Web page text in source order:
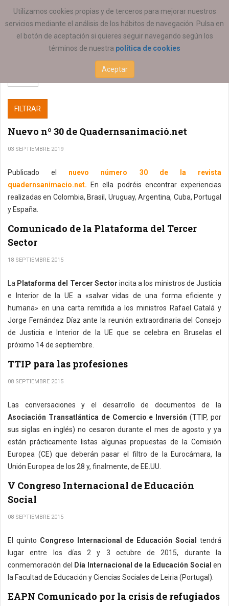
Utilizamos cookies propias y de terceros para mejorar nuestros
servicios mediante el análisis de los hábitos de navegación. Pulsa en
el botón de aceptación si quieres seguir navegando según los
términos de nuestra política de cookies
Aceptar
ESTÁ AQUÍ: COEESCV
FILTRAR
Nuevo nº 30 de Quadernsanimació.net
03 SEPTIEMBRE 2019
Publicado el nuevo número 30 de la revista
quadernsanimacio.net.
En ella podréis encontrar experiencias
realizadas en Colombia, Brasil, Uruguay, Argentina, Cuba, Portugal
y España.
Comunicado de la Plataforma del Tercer
Sector
18 SEPTIEMBRE 2015
La Plataforma del Tercer Sector incita a los ministros de Justicia
e Interior de la UE a «salvar vidas de una forma eficiente y
humana» en una carta remitida a los ministros Rafael Catalá y
Jorge Fernández Díaz ante la reunión extraordinaria del Consejo
de Justicia e Interior de la UE que se celebra en Bruselas el
próximo 14 de septiembre.
TTIP para las profesiones
08 SEPTIEMBRE 2015
Las conversaciones y el desarrollo de documentos de la
Asociación Transatlántica de Comercio e Inversión (TTIP, por
sus siglas en inglés) no cesaron durante el mes de agosto y ya
están prácticamente listas algunas propuestas de la Comisión
Europea (CE) que deberán pasar el filtro de la Eurocámara, la
Unión Europea de los 28 y, finalmente, de EE.UU.
V Congreso Internacional de Educación
Social
08 SEPTIEMBRE 2015
El quinto Congreso Internacional de Educación Social
tendrá
lugar entre los días 2 y 3 octubre de 2015, durante la
conmemoración del
Día Internacional de la Educación Social en
la Facultad de Educación y Ciencias Sociales de Leiria (Portugal).
EAPN Comunicado por la crisis de refugiados